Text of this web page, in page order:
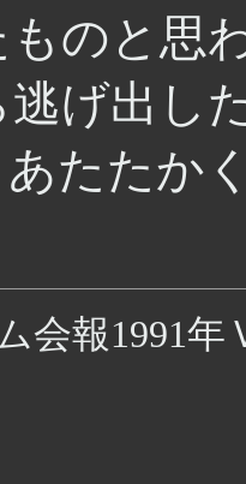
のと思
げ出し
たたか
会報1991